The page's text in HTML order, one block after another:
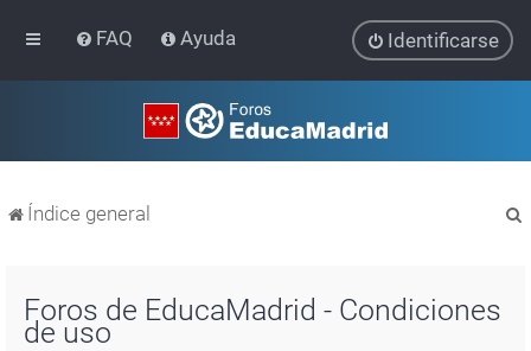
FAQ Ayuda Identificarse
Índice general
Foros de EducaMadrid - Condiciones
de uso